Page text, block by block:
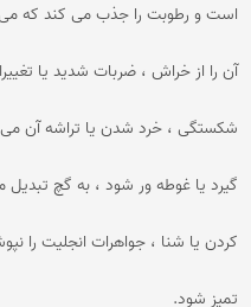
است و رطوبت را جذب می کند که می
آن را از خراش ، ضربات شدید یا
شکستگی ، خرد شدن یا تراشه آن
گیرد یا غوطه ور شود ، به گچ
کردن یا شنا ، جواهرات انجلیت را
تمیز شود.